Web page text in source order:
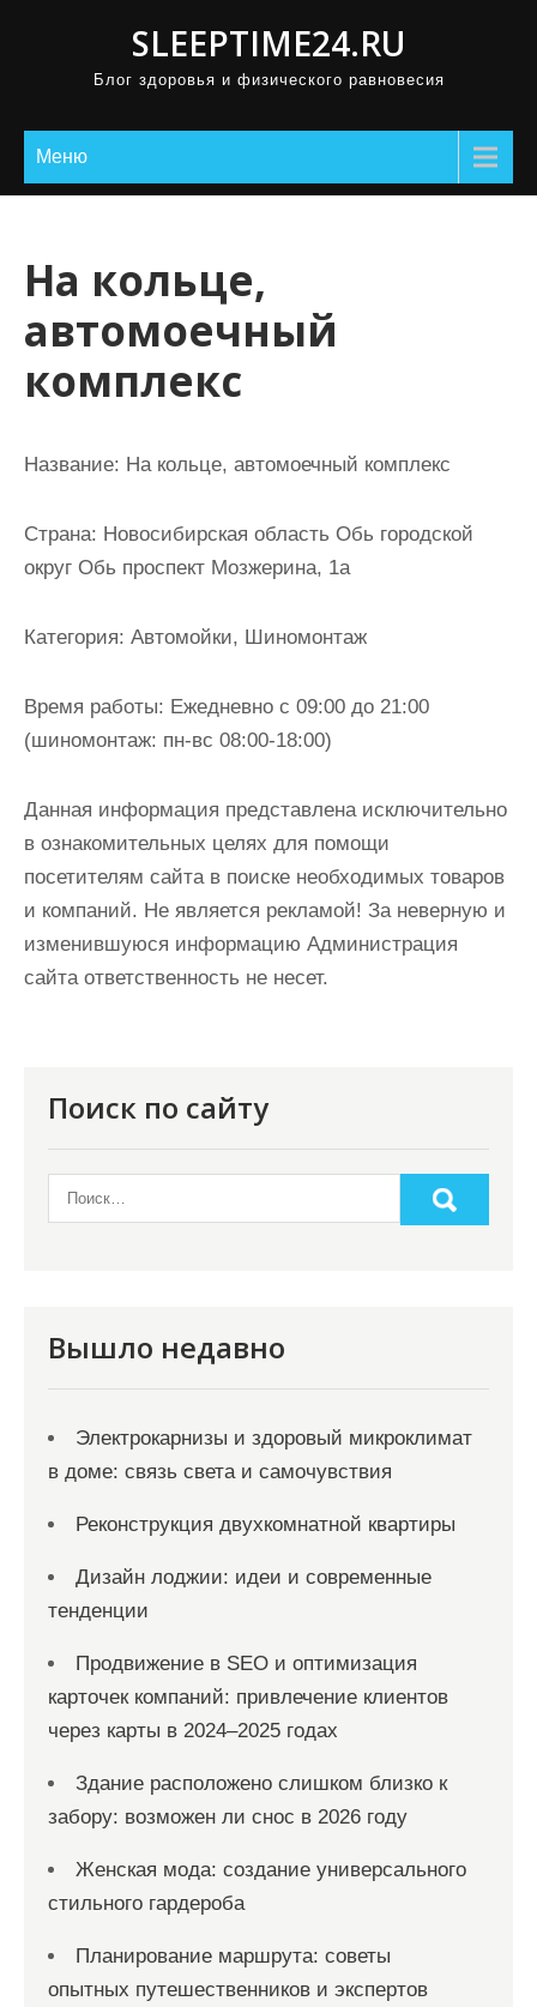
SLEEPTIME24.RU
Блог здоровья и физического равновесия
Меню
На кольце,
автомоечный
комплекс
Название: На кольце, автомоечный комплекс
Страна: Новосибирская область Обь городской
округ Обь проспект Мозжерина, 1а
Категория: Автомойки, Шиномонтаж
Время работы: Ежедневно с 09:00 до 21:00
(шиномонтаж: пн-вс 08:00-18:00)
Данная информация представлена исключительно
в ознакомительных целях для помощи
посетителям сайта в поиске необходимых товаров
и компаний. Не является рекламой! За неверную и
изменившуюся информацию Администрация
сайта ответственность не несет.
Поиск по сайту
Вышло недавно
Электрокарнизы и здоровый микроклимат
в доме: связь света и самочувствия
Реконструкция двухкомнатной квартиры
Дизайн лоджии: идеи и современные
тенденции
Продвижение в SEO и оптимизация
карточек компаний: привлечение клиентов
через карты в 2024–2025 годах
Здание расположено слишком близко к
забору: возможен ли снос в 2026 году
Женская мода: создание универсального
стильного гардероба
Планирование маршрута: советы
опытных путешественников и экспертов